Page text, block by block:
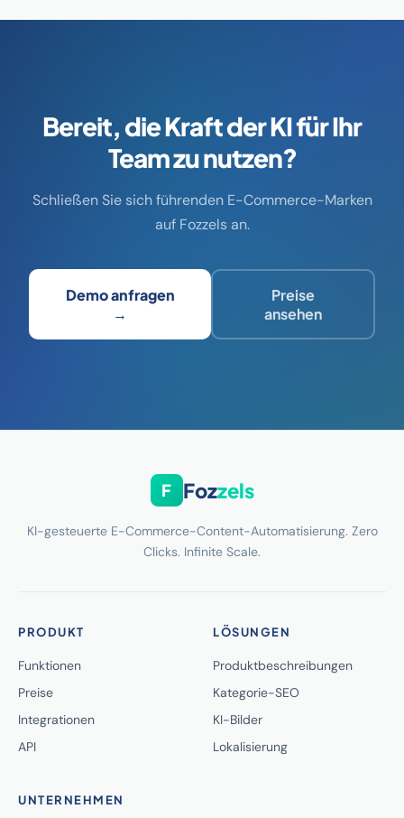
Bereit, die Kraft der KI für Ihr
Team zu nutzen?
Schließen Sie sich führenden E-Commerce-Marken
auf Fozzels an.
Demo anfragen
→
Preise
ansehen
F Fozzels
KI-gesteuerte E-Commerce-Content-Automatisierung. Zero
Clicks. Infinite Scale.
PRODUKT
Funktionen
Preise
Integrationen
API
LÖSUNGEN
Produktbeschreibungen
Kategorie-SEO
KI-Bilder
Lokalisierung
UNTERNEHMEN